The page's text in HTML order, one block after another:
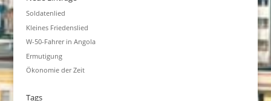
Soldatenlied
Kleines Friedenslied
W-50-Fahrer in Angola
Ermutigung
Ökonomie der Zeit
Tags